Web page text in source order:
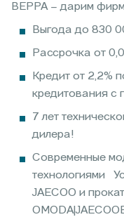
ВЕРРА – дарим
Выгода до 830
Рассрочка от
Кредит от 2,2%
кредитования с
7 лет
дилера!
Современные
технологиями
JAECOO и